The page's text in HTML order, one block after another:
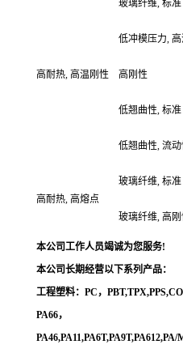
高耐热, 高温刚性
玻璃纤维, 标准
低冲模压力,
高刚性
低翘曲性, 标准
低翘曲性 流动
高耐热, 高熔点
玻璃纤维, 标准
玻璃纤维, 高刚
本公司工作人员竭诚为您服务!
本公司长期经营以下系列产品：
工程塑料：PC，
PA66，